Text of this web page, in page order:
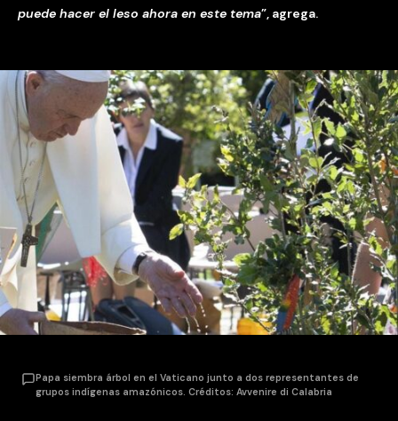
puede hacer el leso ahora en este tema”, agrega.
Papa siembra árbol en el Vaticano junto a dos representantes de
grupos indígenas amazónicos. Créditos: Avvenire di Calabria